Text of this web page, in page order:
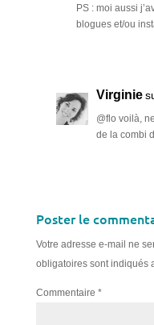
PS : moi aussi
blogues et/ou
Virginie
@flo voilà,
de la combi
Poster le
Votre adresse e-mail ne
obligatoires sont indiqués
Commentaire *